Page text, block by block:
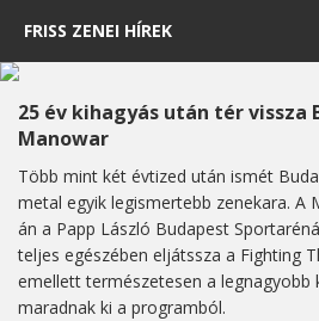
FRISS ZENEI HÍREK
25 év kihagyás után tér vissza
Manowar
Több mint két évtized után ismét
metal egyik legismertebb zenekara. A
án a Papp László Budapest
teljes egészében eljátssza a Fighting
emellett természetesen a legnagyobb
maradnak ki a programból.